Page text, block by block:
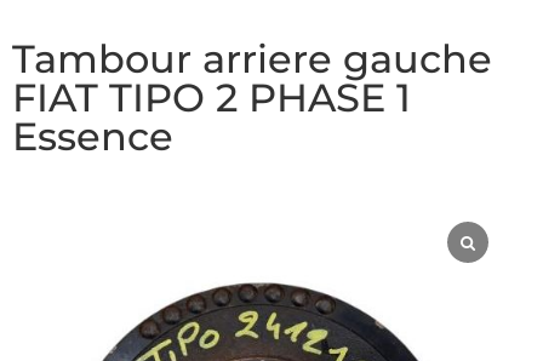
Tambour arriere gauche
FIAT TIPO 2 PHASE 1
Essence